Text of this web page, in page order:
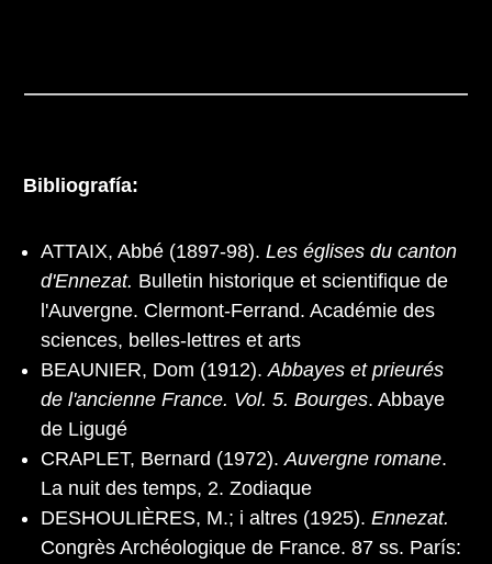
Bibliografía:
ATTAIX, Abbé (1897-98). Les églises du canton
d'Ennezat. Bulletin historique et scientifique de
l'Auvergne. Clermont-Ferrand. Académie des
sciences, belles-lettres et arts
BEAUNIER, Dom (1912). Abbayes et prieurés
de l'ancienne France. Vol. 5. Bourges. Abbaye
de Ligugé
CRAPLET, Bernard (1972). Auvergne romane.
La nuit des temps, 2. Zodiaque
DESHOULIÈRES, M.; i altres (1925). Ennezat.
Congrès Archéologique de France. 87 ss. París: